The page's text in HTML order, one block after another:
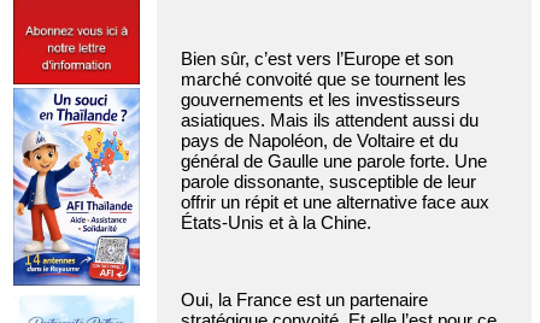
Bien sûr, c’est vers l’Europe et son
marché convoité que se tournent les
gouvernements et les investisseurs
asiatiques. Mais ils attendent aussi du
pays de Napoléon, de Voltaire et du
général de Gaulle une parole forte. Une
parole dissonante, susceptible de leur
offrir un répit et une alternative face aux
États-Unis et à la Chine.
Oui, la France est un partenaire